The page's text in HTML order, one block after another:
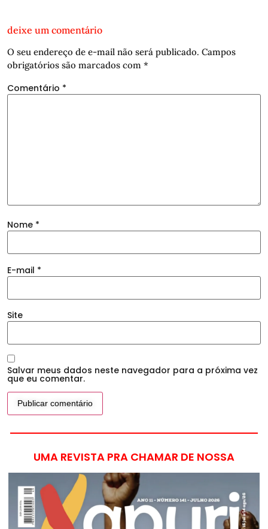
deixe um comentário
O seu endereço de e-mail não será publicado. Campos
obrigatórios são marcados com *
Comentário *
Nome *
E-mail *
Site
Salvar meus dados neste navegador para a próxima vez
que eu comentar.
UMA REVISTA PRA CHAMAR DE NOSSA